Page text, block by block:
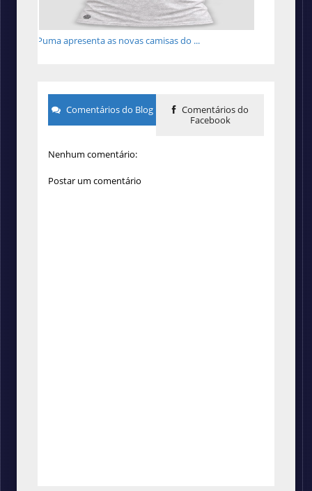
Puma apresenta as novas camisas do ...
Comentários do Blog
Comentários do
Facebook
Nenhum comentário:
Postar um comentário